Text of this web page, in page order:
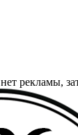
нет рекламы,